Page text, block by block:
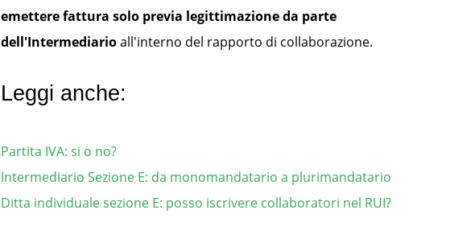
emettere fattura solo previa legittimazione da parte
dell'Intermediarioall'interno del rapporto di collaborazione.
Leggi anche:
Partita IVA: si o no?
Intermediario Sezione E: da monomandatario a plurimandatario
Ditta individuale sezione E: posso iscrivere collaboratori nel RUI?